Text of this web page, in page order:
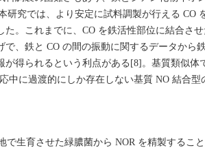
研究では、より安定に試料調製が行える CO
た。これまでに、CO を鉄活性部位に結合さ
で、鉄と CO の間の振動に関するデータから
が得られるという利点がある[8]。基質類似
中に過渡的にしか存在しない基質 NO 結合型
で生育させた緑膿菌から NOR を精製するこ